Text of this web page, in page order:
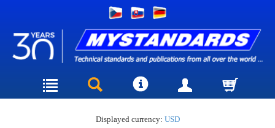
Displayed currency: USD